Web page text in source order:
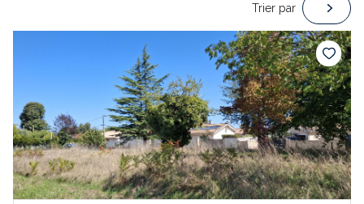
Trier par